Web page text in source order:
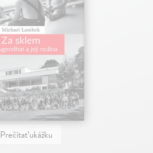
Prečítať ukážku